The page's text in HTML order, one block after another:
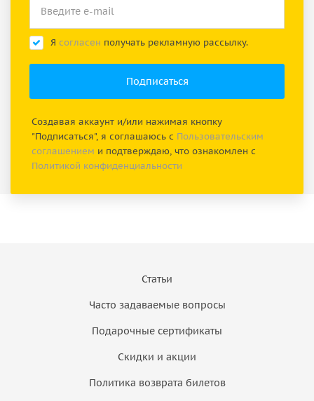
Я согласен получать рекламную рассылку.
Создавая аккаунт и/или нажимая кнопку
"Подписаться", я соглашаюсь с Пользовательским
соглашением и подтверждаю, что ознакомлен с
Политикой конфиденциальности
Статьи
Часто задаваемые вопросы
Подарочные сертификаты
Скидки и акции
Политика возврата билетов